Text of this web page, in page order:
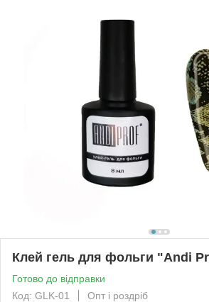
Клей гель для фольги "Andi
Готово до відправки
Код: GLK-01
Опт і роздріб